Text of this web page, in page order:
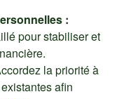
:
pour stabiliser et
la priorité à
afin